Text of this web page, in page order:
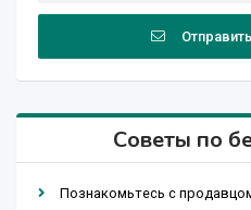
Советы по
Познакомьтесь с